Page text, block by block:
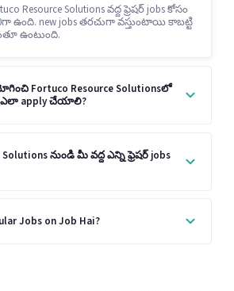
Resource Solutions వద్ద ఫ్రెషర్ jobs కోసం
ఉంది. new jobs తరచుగా వస్తుంటాయి కాబట్టి
ఉంటుంది.
Fortuco Resource Solutionsలో
ఎలా apply చేయాలి?
నుండి మీ వద్ద ఎన్ని ఫ్రెషర్ jobs
Jobs on Job Hai?